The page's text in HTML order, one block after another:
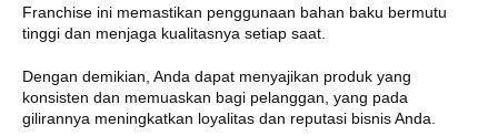
Franchise ini memastikan penggunaan bahan baku bermutu
tinggi dan menjaga kualitasnya setiap saat.
Dengan demikian, Anda dapat menyajikan produk yang
konsisten dan memuaskan bagi pelanggan, yang pada
gilirannya meningkatkan loyalitas dan reputasi bisnis Anda.